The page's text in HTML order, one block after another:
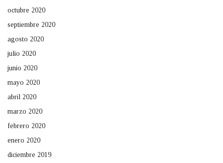
octubre 2020
septiembre 2020
agosto 2020
julio 2020
junio 2020
mayo 2020
abril 2020
marzo 2020
febrero 2020
enero 2020
diciembre 2019